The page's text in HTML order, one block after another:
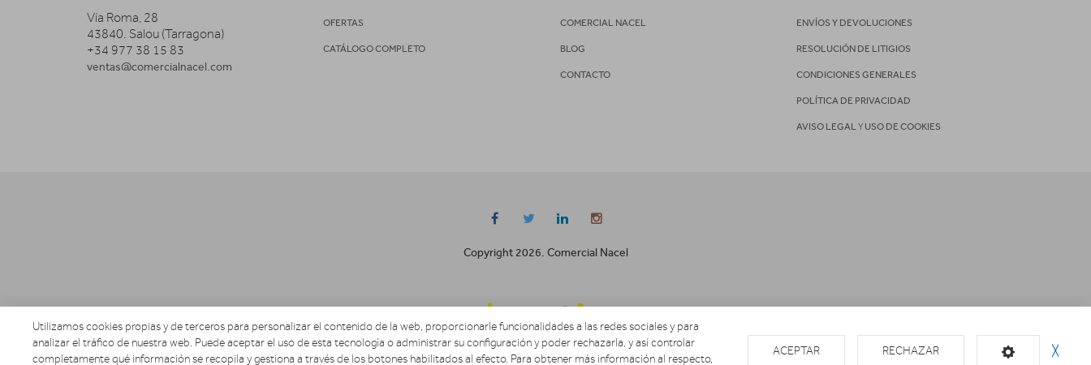
Vía Roma, 28
43840. Salou (Tarragona)
+34 977 38 15 83
ventas@comercialnacel.com
OFERTAS
CATÁLOGO COMPLETO
COMERCIAL NACEL
BLOG
CONTACTO
ENVÍOS Y DEVOLUCIONES
RESOLUCIÓN DE LITIGIOS
CONDICIONES GENERALES
POLÍTICA DE PRIVACIDAD
AVISO LEGAL Y USO DE COOKIES
Copyright 2026. Comercial Nacel
Utilizamos cookies propias y de terceros para personalizar el contenido de la web, proporcionarle funcionalidades a las redes sociales y para
analizar el tráfico de nuestra web. Puede aceptar el uso de esta tecnología o administrar su configuración y poder rechazarla, y así controlar
completamente qué información se recopila y gestiona a través de los botones habilitados al efecto. Para obtener más información al respecto,
ACEPTAR RECHAZAR ╳